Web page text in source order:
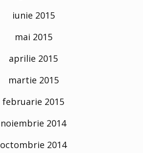
iunie 2015
mai 2015
aprilie 2015
martie 2015
februarie 2015
noiembrie 2014
octombrie 2014